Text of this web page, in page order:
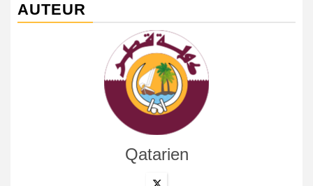
AUTEUR
Qatarien